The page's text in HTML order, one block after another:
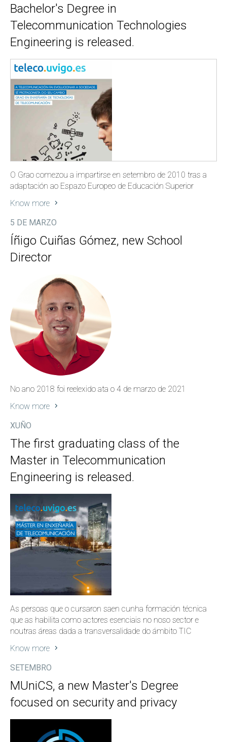
Bachelor's Degree in
Telecommunication Technologies
Engineering is released.
O Grao comezou a impartirse en setembro de 2010 tras a
adaptación ao Espazo Europeo de Educación Superior
Know more
5 DE MARZO
Íñigo Cuiñas Gómez, new School
Director
No ano 2018 foi reelexido ata o 4 de marzo de 2021
Know more
XUÑO
The first graduating class of the
Master in Telecommunication
Engineering is released.
As persoas que o cursaron saen cunha formación técnica
que as habilita como actores esenciais no noso sector e
noutras áreas dada a transversalidade do ámbito TIC
Know more
SETEMBRO
MUniCS, a new Master's Degree
focused on security and privacy